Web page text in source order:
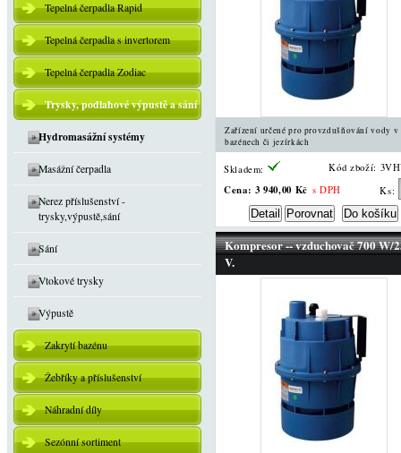
Tepelná čerpadla Rapid
Tepelná čerpadla s invertorem
Tepelná čerpadla Zodiac
Trysky, podlahové výpustě a sání
Hydromasážní systémy
Masážní čerpadla
Nerez příslušenství -
trysky,výpustě,sání
Sání
Vtokové trysky
Výpustě
Zakrytí bazénu
Žebříky a příslušenství
Náhradní díly
Sezónní sortiment
Zařízení určené pro provzdušňování vody v
bazénech či jezírkách
Skladem: Kód zboží:
Cena: 3 940,00 Kč s DPH Ks:
Kompresor -- vzduchovač 700 W/
V.